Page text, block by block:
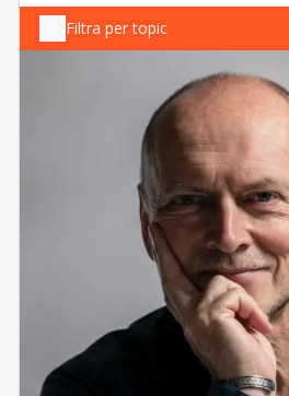
Filtra per topic